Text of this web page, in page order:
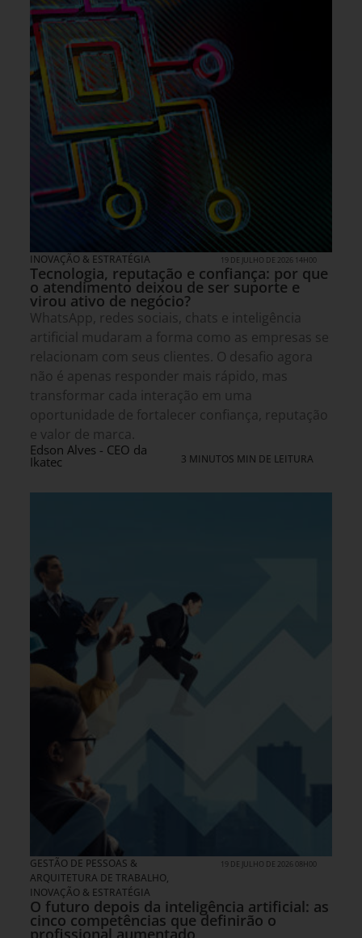
INOVAÇÃO & ESTRATÉGIA 19 DE JULHO DE 2026 14H00
Tecnologia, reputação e confiança: por que
o atendimento deixou de ser suporte e
virou ativo de negócio?
WhatsApp, redes sociais, chats e inteligência
artificial mudaram a forma como as empresas se
relacionam com seus clientes. O desafio agora
não é apenas responder mais rápido, mas
transformar cada interação em uma
oportunidade de fortalecer confiança, reputação
e valor de marca.
Edson Alves - CEO da
Ikatec 3 MINUTOS MIN DE LEITURA
GESTÃO DE PESSOAS &
ARQUITETURA DE TRABALHO,
INOVAÇÃO & ESTRATÉGIA
19 DE JULHO DE 2026 08H00
O futuro depois da inteligência artificial: as
cinco competências que definirão o
profissional aumentado